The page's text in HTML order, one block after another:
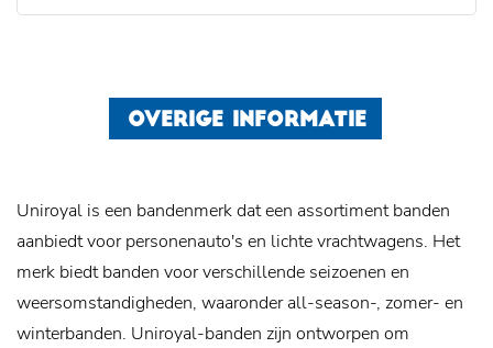
OVERIGE INFORMATIE
Uniroyal is een bandenmerk dat een assortiment banden
aanbiedt voor personenauto's en lichte vrachtwagens. Het
merk biedt banden voor verschillende seizoenen en
weersomstandigheden, waaronder all-season-, zomer- en
winterbanden. Uniroyal-banden zijn ontworpen om